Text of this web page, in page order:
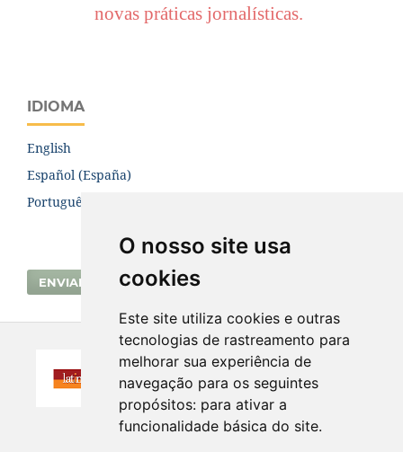
O nosso site usa
cookies
Este site utiliza cookies e outras
tecnologias de rastreamento para
melhorar sua experiência de
navegação para os seguintes
propósitos: para ativar a
funcionalidade básica do site.
novas práticas jornalísticas.
IDIOMA
English
Español (España)
Português (Brasil)
ENVIAR SUBMISSÃO